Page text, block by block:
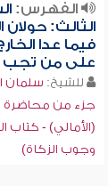
الفهرس:
الثالث: حولان
فيما عدا
على من تجب
للشيخ: سلمان
جزء من محاضرة
(الأمالي) - كتاب
وجوب الزكاة)